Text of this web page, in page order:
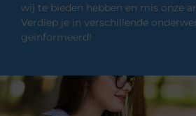
wij te bieden hebben en mis onze
Verdiep je in verschillende
geïnformeerd!